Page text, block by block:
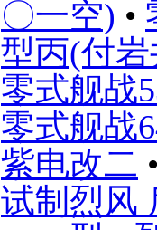
〇一空) •
型丙(付
零式舰战
零式舰战
紫电改二
试制烈风